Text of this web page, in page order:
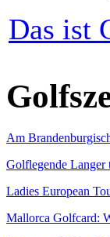
Das ist
Am
Golflegende Langer
Ladies European
Mallorca Golfcard: